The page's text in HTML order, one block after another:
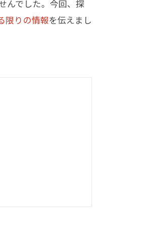
んでした。今回、探
限りの情報を伝えまし